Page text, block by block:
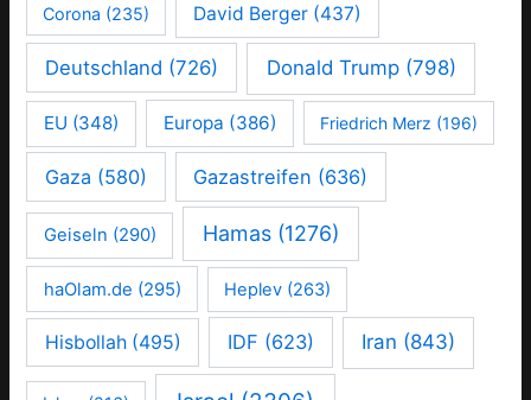
Corona (235) David Berger (437)
Deutschland (726) Donald Trump(798)
EU (348) Europa (386) Friedrich Merz (196)
Gaza (580) Gazastreifen (636)
Geiseln (290) Hamas (1276)
haOlam.de (295) Heplev (263)
Hisbollah(495) IDF (623) Iran (843)